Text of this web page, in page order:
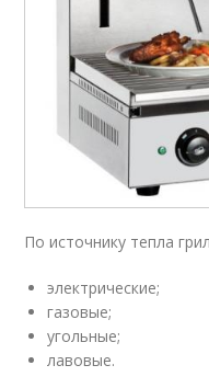
По источнику тепла
электрические;
газовые;
угольные;
лавовые.